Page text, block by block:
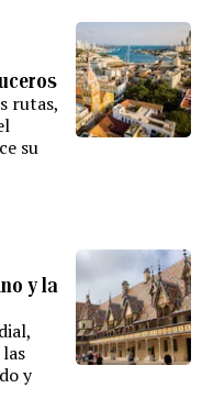
rutas,
su
y la
y